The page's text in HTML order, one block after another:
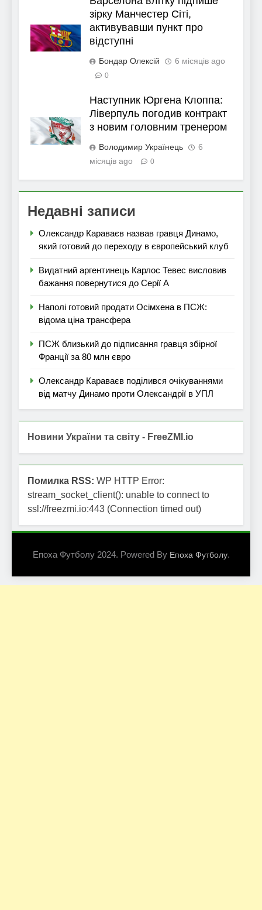
зірку Манчестер Сіті,
активувавши пункт про
відступні
Бондар Олексій 6 місяців ago
0
Наступник Юргена Клоппа:
Ліверпуль погодив контракт
з новим головним тренером
Володимир Українець
6
місяців ago
0
Недавні записи
Олександр Караваєв назвав гравця Динамо,
який готовий до переходу в європейський клуб
Видатний аргентинець Карлос Тевес висловив
бажання повернутися до Серії А
Наполі готовий продати Осімхена в ПСЖ:
відома ціна трансфера
ПСЖ близький до підписання гравця збірної
Франції за 80 млн євро
Олександр Караваєв поділився очікуваннями
від матчу Динамо проти Олександрії в УПЛ
Новини України та світу - FreeZMI.io
Помилка RSS: WP HTTP Error:
stream_socket_client(): unable to connect to
ssl://freezmi.io:443 (Connection timed out)
Епоха Футболу 2024. Powered By Епоха Футболу.